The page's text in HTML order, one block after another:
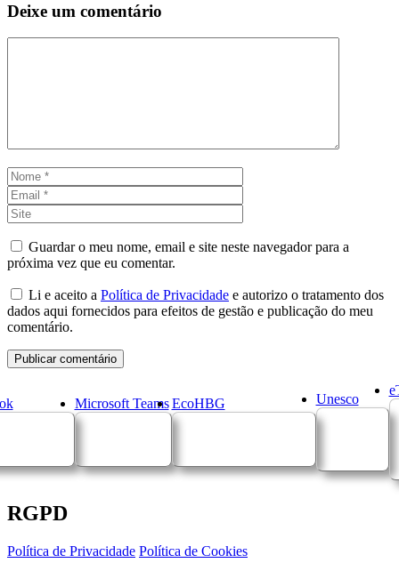
Deixe um comentário
Nome
Guardar o meu nome, email e site neste navegador para a
próxima vez que eu comentar.
Li e aceito a Política de Privacidade e autorizo o tratamento dos
dados aqui fornecidos para efeitos de gestão e publicação do meu
comentário.
Microsoft Teams EcoHBG Unesco
RGPD
Política de Privacidade Política de Cookies